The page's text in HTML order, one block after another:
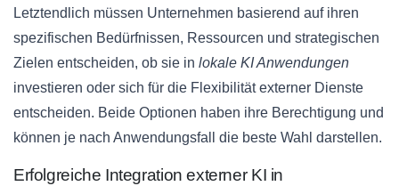
Letztendlich müssen Unternehmen basierend auf ihren
spezifischen Bedürfnissen, Ressourcen und strategischen
Zielen entscheiden, ob sie in lokale KI Anwendungen
investieren oder sich für die Flexibilität externer Dienste
entscheiden. Beide Optionen haben ihre Berechtigung und
können je nach Anwendungsfall die beste Wahl darstellen.
Erfolgreiche Integration externer KI in